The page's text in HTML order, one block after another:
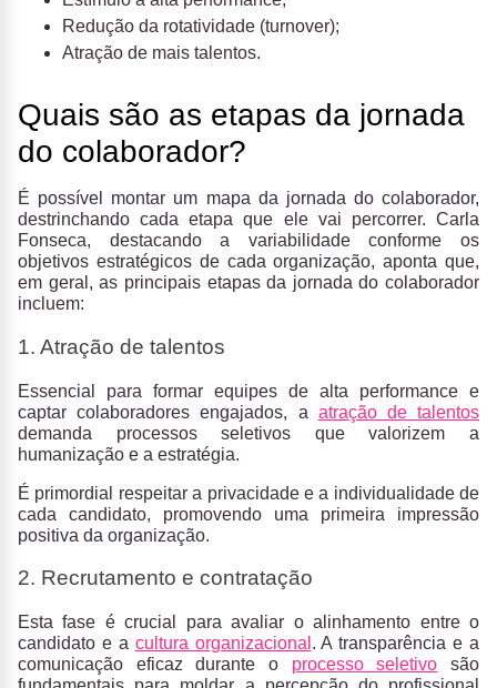
Redução da rotatividade (turnover);
Atração de mais talentos.
Quais são as etapas da jornada
do colaborador?
É possível montar um mapa da jornada do colaborador,
destrinchando cada etapa que ele vai percorrer. Carla
Fonseca, destacando a variabilidade conforme os
objetivos estratégicos de cada organização, aponta que,
em geral, as principais etapas da jornada do colaborador
incluem:
1. Atração de talentos
Essencial para formar equipes de alta performance e
captar colaboradores engajados, a atração de talentos
demanda processos seletivos que valorizem a
humanização e a estratégia.
É primordial respeitar a privacidade e a individualidade de
cada candidato, promovendo uma primeira impressão
positiva da organização.
2. Recrutamento e contratação
Esta fase é crucial para avaliar o alinhamento entre o
candidato e a cultura organizacional . A transparência e a
comunicação eficaz durante o processo seletivo são